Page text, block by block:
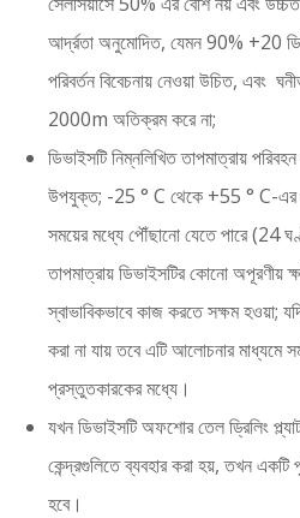
আর্দ্রতা অনুমোদিত, যেমন 90% +20
পরিবর্তন বিবেচনায় নেওয়া উচিত, এবং
2000m অতিক্রম করে না;
ডিভাইসটি নিম্নলিখিত তাপমাত্রায়
উপযুক্ত; -25 ° C থেকে +55 ° C-এর
সময়ের মধ্যে পৌঁছানো যেতে পারে (24
তাপমাত্রায় ডিভাইসটির কোনো অপূরণীয়
স্বাভাবিকভাবে কাজ করতে সক্ষম হওয়া;
করা না যায় তবে এটি আলোচনার মাধ্যমে
প্রস্তুতকারকের মধ্যে।
যখন ডিভাইসটি অফশোর তেল ড্রিলিং
কেন্দ্রগুলিতে ব্যবহার করা হয়, তখন
হবে।